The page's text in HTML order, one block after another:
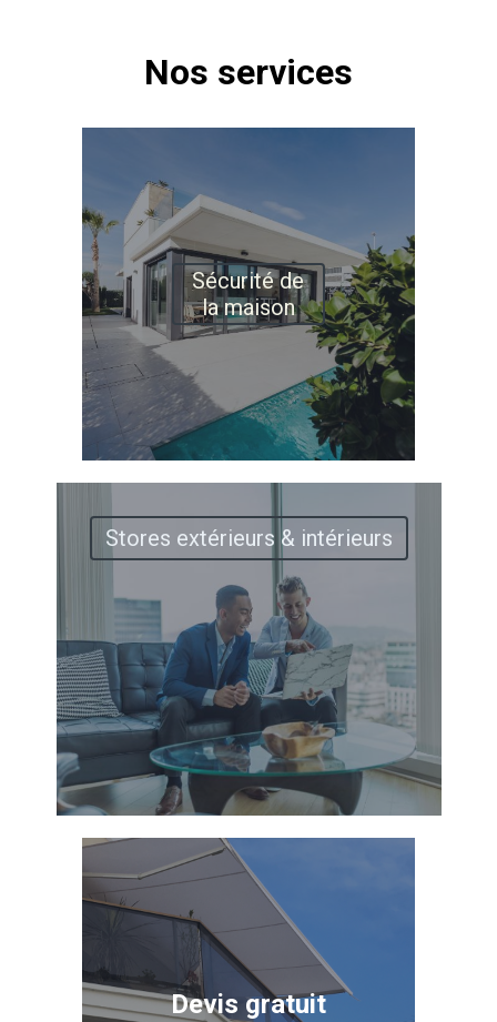
Nos services
Sécurité de
la maison
Stores extérieurs & intérieurs
Devis gratuit